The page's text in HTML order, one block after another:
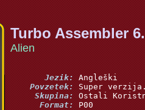
Turbo Assembler
Alien
       Jezik:
    Povzetek:
     Skupina:
      Format:
P00